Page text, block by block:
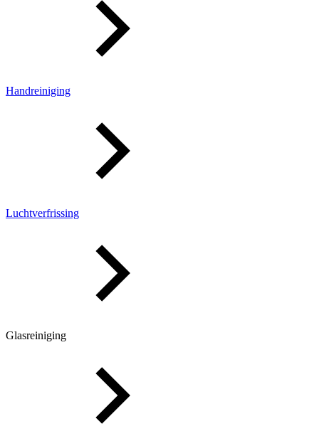
Handreiniging
Luchtverfrissing
Glasreiniging